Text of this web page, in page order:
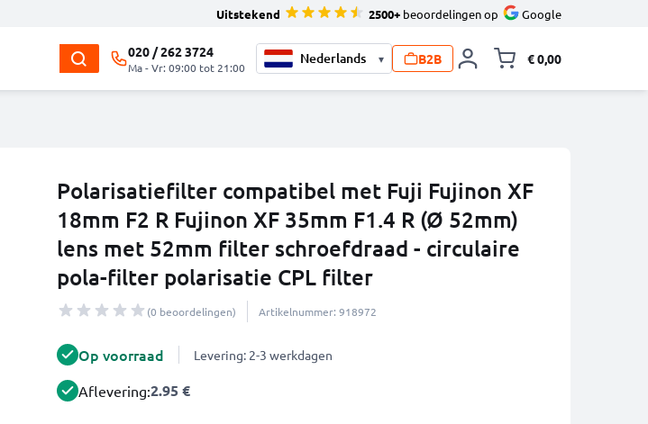
Uitstekend 2500+ beoordelingen op Google
020 / 262 3724
Ma - Vr: 09:00 tot 21:00
▾ B2B € 0,00
Polarisatiefilter compatibel met Fuji Fujinon XF
18mm F2 R Fujinon XF 35mm F1.4 R (Ø 52mm)
lens met 52mm filter schroefdraad - circulaire
pola-filter polarisatie CPL filter
(0 beoordelingen) Artikelnummer: 918972
Op voorraad Levering: 2-3 werkdagen
Aflevering:2.95 €